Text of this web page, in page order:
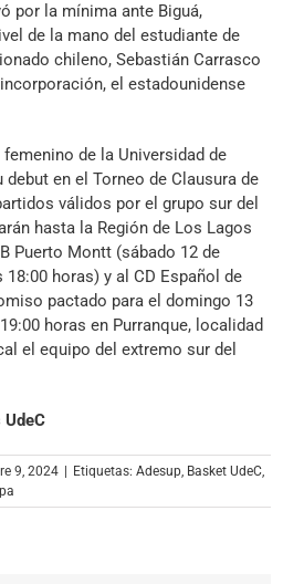
por la mínima ante Biguá,
de la mano del estudiante de
chileno, Sebastián Carrasco
el estadounidense
de la Universidad de
en el Torneo de Clausura de
válidos por el grupo sur del
hasta la Región de Los Lagos
Puerto Montt (sábado 12 de
horas) y al CD Español de
pactado para el domingo 13
horas en Purranque, localidad
el equipo del extremo sur del
9, 2024 Etiquetas: Adesup, Basket UdeC,